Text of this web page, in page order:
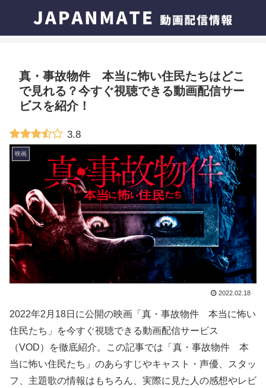
真・事故物件 本当に怖い住民たちはどこ
で見れる？今すぐ視聴できる動画配信サー
ビスを紹介！
3.8
映画
2022.02.18
2022年2月18日に公開の映画「真・事故物件 本当に怖い
住民たち」を今すぐ視聴できる動画配信サービス
（VOD）を徹底紹介。この記事では「真・事故物件 本
当に怖い住民たち」のあらすじやキャスト・声優、スタッ
フ、主題歌の情報はもちろん、実際に見た人の感想やレビ